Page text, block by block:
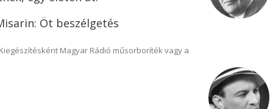
Öt beszélgetés
Magyar Rádió műsorboríték vagy a